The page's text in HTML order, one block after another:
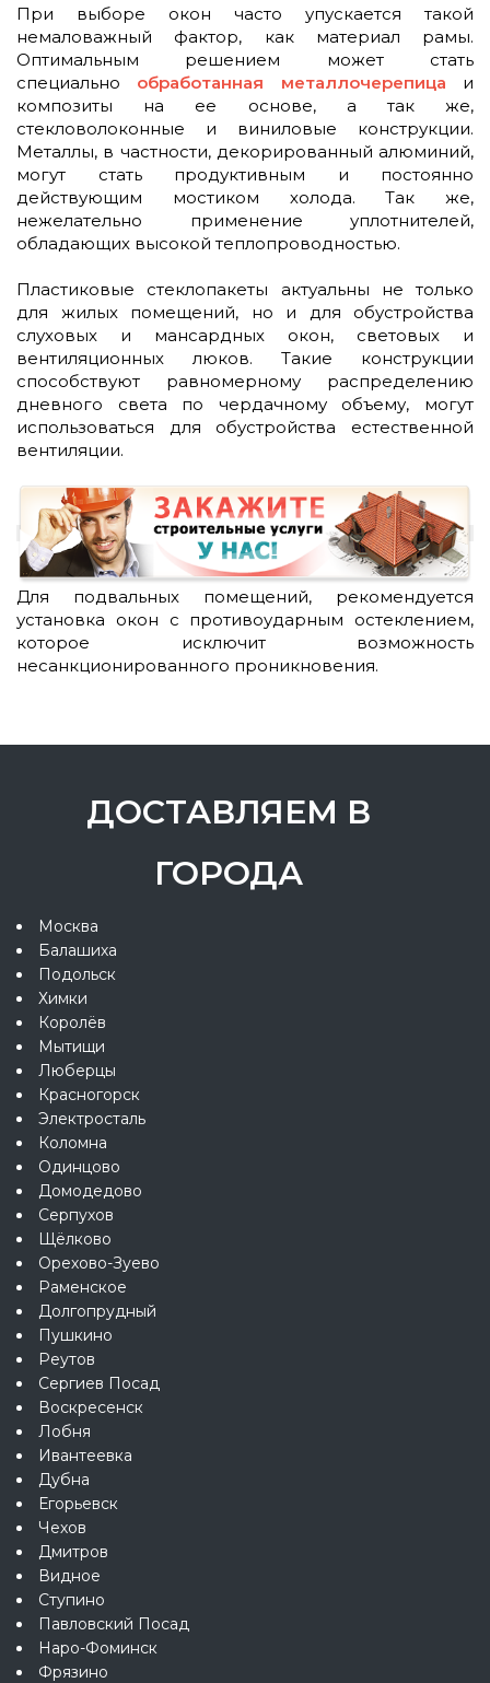
При выборе окон часто упускается такой
немаловажный фактор, как материал рамы.
Оптимальным решением может стать
специально обработанная металлочерепица и
композиты на ее основе, а так же,
стекловолоконные и виниловые конструкции.
Металлы, в частности, декорированный алюминий,
могут стать продуктивным и постоянно
действующим мостиком холода. Так же,
нежелательно применение уплотнителей,
обладающих высокой теплопроводностью.
Пластиковые стеклопакеты актуальны не только
для жилых помещений, но и для обустройства
слуховых и мансардных окон, световых и
вентиляционных люков. Такие конструкции
способствуют равномерному распределению
дневного света по чердачному объему, могут
использоваться для обустройства естественной
вентиляции.
Для подвальных помещений, рекомендуется
установка окон с противоударным остеклением,
которое исключит возможность
несанкционированного проникновения.
ДОСТАВЛЯЕМ В
ГОРОДА
Москва
Балашиха
Подольск
Химки
Королёв
Мытищи
Люберцы
Красногорск
Электросталь
Коломна
Одинцово
Домодедово
Серпухов
Щёлково
Орехово-Зуево
Раменское
Долгопрудный
Пушкино
Реутов
Сергиев Посад
Воскресенск
Лобня
Ивантеевка
Дубна
Егорьевск
Чехов
Дмитров
Видное
Ступино
Павловский Посад
Наро-Фоминск
Фрязино